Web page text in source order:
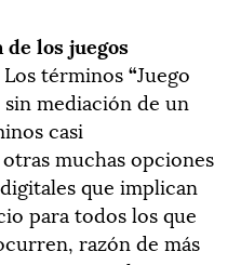
los juegos
Los términos“Juego
sin mediación de un
casi
muchas opciones
que implican
para todos los que
razón de más